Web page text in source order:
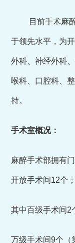
目前手术麻
于领先水平，为
外科、神经外科
喉科、口腔科、
持。
手术室概况：
麻醉手术部拥有
开放手术间12个；
其中百级手术间2
万级手术间9个（